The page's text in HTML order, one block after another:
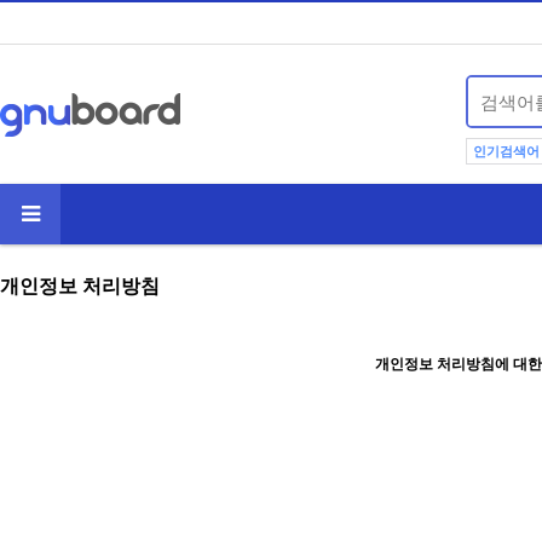
인기검색어
개인정보 처리방침
개인정보 처리방침에 대